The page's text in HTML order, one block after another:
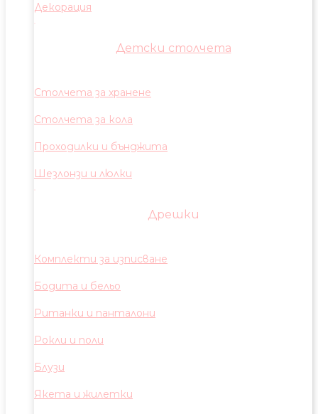
Декорация
Детски столчета
Столчета за хранене
Столчета за кола
Проходилки и бънджита
Шезлонзи и люлки
Дрешки
Комплекти за изписване
Бодита и бельо
Ританки и панталони
Рокли и поли
Блузи
Якета и жилетки